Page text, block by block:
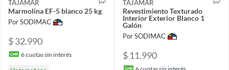
TAJAMAR
Marmolina EF-5 blanco 25 kg
Por SODIMAC
$ 32.990
6cuotas sin interés
TAJAMAR
Revestimiento Texturado
Interior Exterior Blanco 1
Galón
Por SODIMAC
$ 11.990